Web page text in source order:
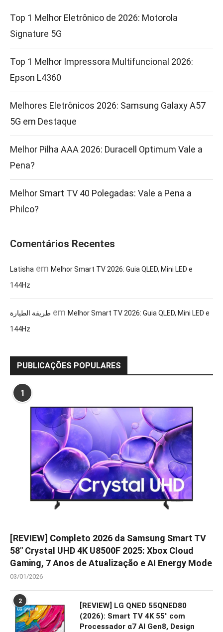
Top 1 Melhor Eletrônico de 2026: Motorola
Signature 5G
Top 1 Melhor Impressora Multifuncional 2026:
Epson L4360
Melhores Eletrônicos 2026: Samsung Galaxy A57
5G em Destaque
Melhor Pilha AAA 2026: Duracell Optimum Vale a
Pena?
Melhor Smart TV 40 Polegadas: Vale a Pena a
Philco?
Comentários Recentes
Latisha em Melhor Smart TV 2026: Guia QLED, Mini LED e
144Hz
طريقة الطيارة em Melhor Smart TV 2026: Guia QLED, Mini LED e
144Hz
PUBLICAÇÕES POPULARES
1
[REVIEW] Completo 2026 da Samsung Smart TV
58″ Crystal UHD 4K U8500F 2025: Xbox Cloud
Gaming, 7 Anos de Atualização e AI Energy Mode
03/01/2026
2
[REVIEW] LG QNED 55QNED80
(2026): Smart TV 4K 55″ com
Processador α7 AI Gen8, Design